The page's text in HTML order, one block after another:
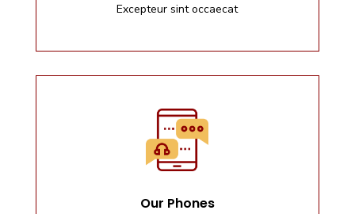
Excepteur sint occaecat
Our Phones